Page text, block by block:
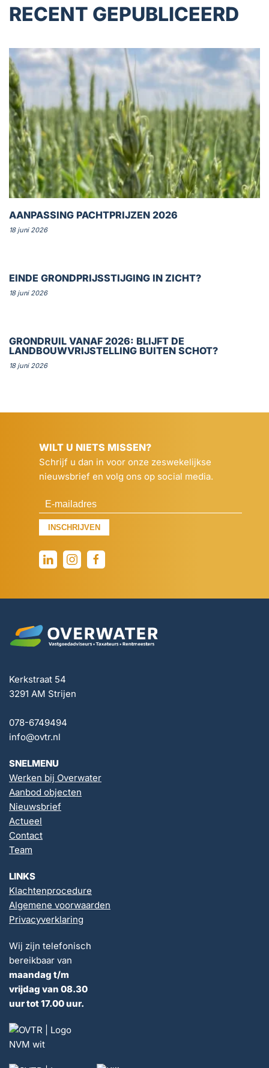
RECENT GEPUBLICEERD
AANPASSING PACHTPRIJZEN 2026
18 juni 2026
EINDE GRONDPRIJSSTIJGING IN ZICHT?
18 juni 2026
GRONDRUIL VANAF 2026: BLIJFT DE
LANDBOUWVRIJSTELLING BUITEN SCHOT?
18 juni 2026
WILT U NIETS MISSEN?
Schrijf u dan in voor onze zeswekelijkse
nieuwsbrief en volg ons op social media.
INSCHRIJVEN
Kerkstraat 54
3291 AM Strijen
078-6749494
info@ovtr.nl
SNELMENU
Werken bij Overwater
Aanbod objecten
Nieuwsbrief
Actueel
Contact
Team
LINKS
Klachtenprocedure
Algemene voorwaarden
Privacyverklaring
Wij zijn telefonisch
bereikbaar van
maandag t/m
vrijdag van 08.30
uur tot 17.00 uur.